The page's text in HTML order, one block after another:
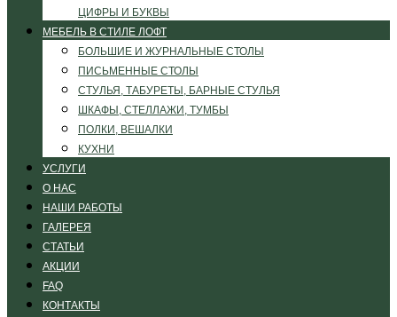
ЦИФРЫ И БУКВЫ
МЕБЕЛЬ В СТИЛЕ ЛОФТ
БОЛЬШИЕ И ЖУРНАЛЬНЫЕ СТОЛЫ
ПИСЬМЕННЫЕ СТОЛЫ
СТУЛЬЯ, ТАБУРЕТЫ, БАРНЫЕ СТУЛЬЯ
ШКАФЫ, СТЕЛЛАЖИ, ТУМБЫ
ПОЛКИ, ВЕШАЛКИ
КУХНИ
УСЛУГИ
О НАС
НАШИ РАБОТЫ
ГАЛЕРЕЯ
СТАТЬИ
АКЦИИ
FAQ
КОНТАКТЫ